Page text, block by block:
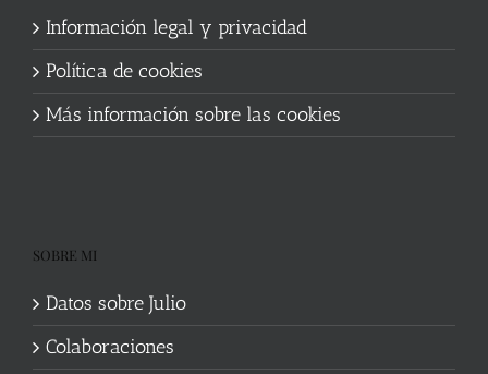
Información legal y privacidad
Política de cookies
Más información sobre las cookies
SOBRE MI
Datos sobre Julio
Colaboraciones